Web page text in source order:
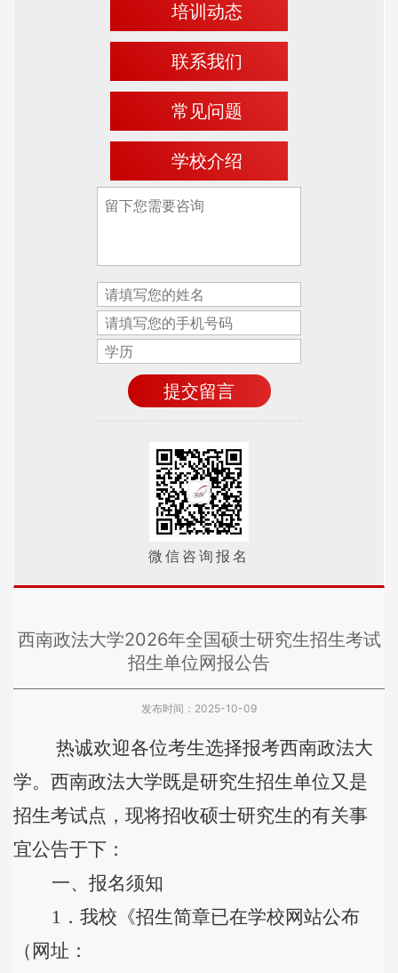
培训动态
联系我们
常见问题
学校介绍
微信咨询报名
西南政法大学2026年全国硕士研究生招生考试
招生单位网报公告
发布时间：2025-10-09
热诚欢迎各位考生选择报考西南政法大
学。西南政法大学既是研究生招生单位又是
招生考试点，现将招收硕士研究生的有关事
宜公告于下：
一、报名须知
1 ．我校《招生简章已在学校网站公布
（网址：